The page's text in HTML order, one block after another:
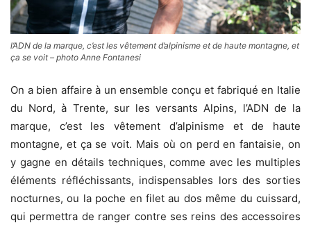
l’ADN de la marque, c’est les vêtement d’alpinisme et de haute montagne, et
ça se voit – photo Anne Fontanesi
On a bien affaire à un ensemble conçu et fabriqué en Italie
du Nord, à Trente, sur les versants Alpins, l’ADN de la
marque, c’est les vêtement d’alpinisme et de haute
montagne, et ça se voit. Mais où on perd en fantaisie, on
y gagne en détails techniques, comme avec les multiples
éléments réfléchissants, indispensables lors des sorties
nocturnes, ou la poche en filet au dos même du cuissard,
qui permettra de ranger contre ses reins des accessoires